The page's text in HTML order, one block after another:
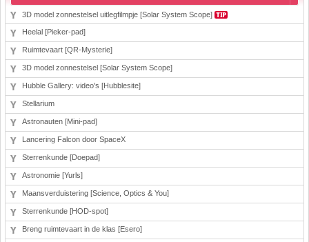
3D model zonnestelsel uitlegfilmpje [Solar System Scope]
Heelal [Pieker-pad]
Ruimtevaart [QR-Mysterie]
3D model zonnestelsel [Solar System Scope]
Hubble Gallery: video's [Hubblesite]
Stellarium
Astronauten [Mini-pad]
Lancering Falcon door SpaceX
Sterrenkunde [Doepad]
Astronomie [Yurls]
Maansverduistering [Science, Optics & You]
Sterrenkunde [HOD-spot]
Breng ruimtevaart in de klas [Esero]